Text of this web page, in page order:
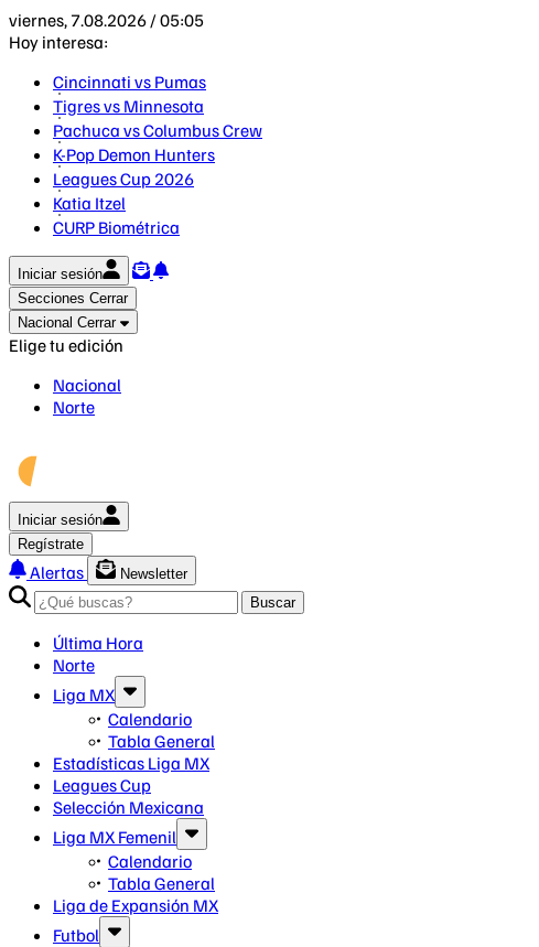
viernes, 7.08.2026 / 05:05
Hoy interesa:
Cincinnati vs Pumas
Tigres vs Minnesota
Pachuca vs Columbus Crew
K-Pop Demon Hunters
Leagues Cup 2026
Katia Itzel
CURP Biométrica
Iniciar sesión
Secciones Cerrar
Nacional Cerrar
Elige tu edición
Nacional
Norte
Iniciar sesión
Regístrate
Alertas
Newsletter
Buscar
Última Hora
Norte
Liga MX
Calendario
Tabla General
Estadísticas Liga MX
Leagues Cup
Selección Mexicana
Liga MX Femenil
Calendario
Tabla General
Liga de Expansión MX
Futbol